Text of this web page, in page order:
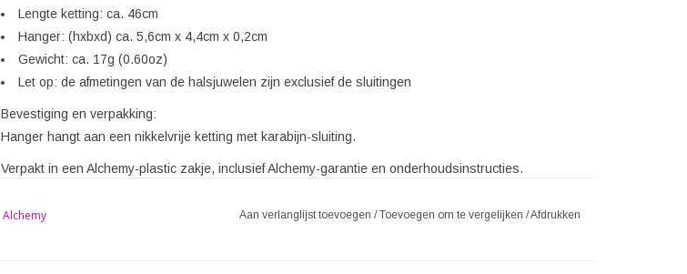
Lengte ketting: ca. 46cm
Hanger: (hxbxd) ca. 5,6cm x 4,4cm x 0,2cm
Gewicht: ca. 17g (0.60oz)
Let op: de afmetingen van de halsjuwelen zijn exclusief de sluitingen
Bevestiging en verpakking:
Hanger hangt aan een nikkelvrije ketting met karabijn-sluiting.
Verpakt in een Alchemy-plastic zakje, inclusief Alchemy-garantie en onderhoudsinstructies.
Ontworpen en met de hand gemaakt in Engeland van fijn Engels tin. (Voldoet aan lood, cadmium en
Alchemy Aan verlanglijst toevoegen /Toevoegen om te vergelijken /Afdrukken